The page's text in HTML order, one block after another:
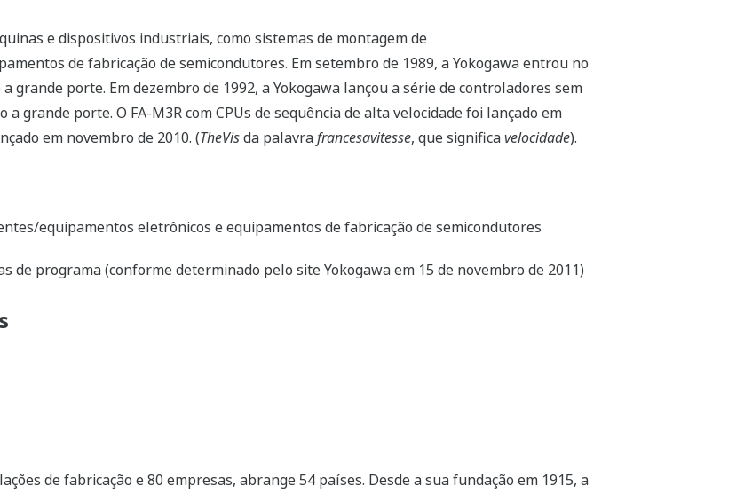
e dispositivos industriais, como sistemas de montagem de
de fabricação de semicondutores. Em setembro de 1989, a Yokogawa entrou no
a grande porte. Em dezembro de 1992, a Yokogawa lançou a série de controladores sem
grande porte. O FA-M3R com CPUs de sequência de alta velocidade foi lançado em
em novembro de 2010. (TheVisda palavrafrancesavitesse, que significavelocidade).
equipamentos eletrônicos e equipamentos de fabricação de semicondutores
de programa (conforme determinado pelo site Yokogawa em 15 de novembro de 2011)
de fabricação e 80 empresas, abrange 54 países. Desde a sua fundação em 1915, a